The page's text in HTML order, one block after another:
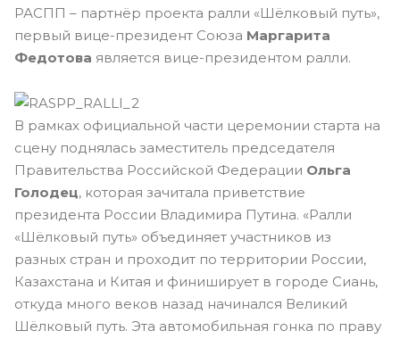
РАСПП – партнёр проекта ралли «Шёлковый путь»,
первый вице-президент Союза Маргарита
Федотова является вице-президентом ралли.
В рамках официальной части церемонии старта на
сцену поднялась заместитель председателя
Правительства Российской Федерации Ольга
Голодец, которая зачитала приветствие
президента России Владимира Путина. «Ралли
«Шёлковый путь» объединяет участников из
разных стран и проходит по территории России,
Казахстана и Китая и финиширует в городе Сиань,
откуда много веков назад начинался Великий
Шёлковый путь. Эта автомобильная гонка по праву